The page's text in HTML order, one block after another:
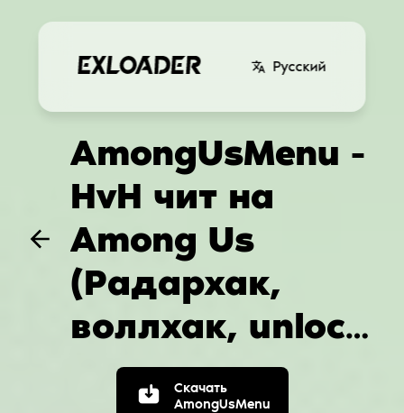
Русский
AmongUsMenu -
HvH чит на
Among Us
(Радархак,
воллхак, unlock
vents, freecam)
Скачать
AmongUsMenu